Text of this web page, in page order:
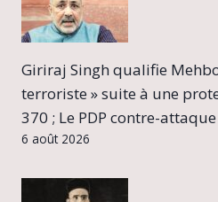
Giriraj Singh qualifie
terroriste » suite à une
370 ; Le PDP contre-attaque
6 août 2026